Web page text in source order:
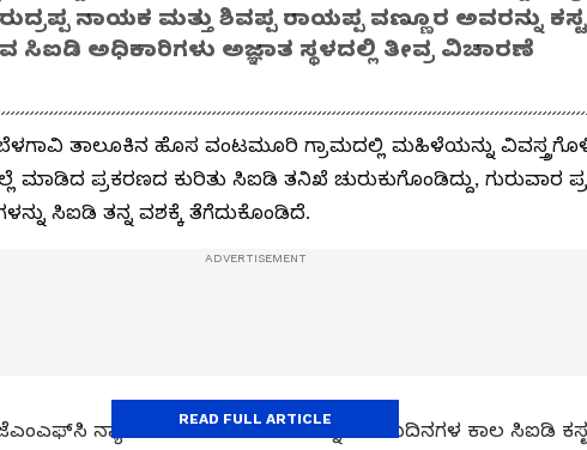
ನಾಯಕ ಮತ್ತು ಶಿವಪ್ಪ ರಾಯಪ್ಪ ವಣ್ಣೂರ ಅವರನ್ನು
ಸಿಐಡಿ ಅಧಿಕಾರಿಗಳು ಅಜ್ಞಾತ ಸ್ಥಳದಲ್ಲಿ ತೀವ್ರ ವಿಚಾರಣೆ
ತಾಲೂಕಿನ ಹೊಸ ವಂಟಮೂರಿ ಗ್ರಾಮದಲ್ಲಿ ಮಹಿಳೆಯನ್ನು
ಮಾಡಿದ ಪ್ರಕರಣದ ಕುರಿತು ಸಿಐಡಿ ತನಿಖೆ ಚುರುಕುಗೊಂಡಿದ್ದು, ಗುರುವಾರ
ಸಿಐಡಿ ತನ್ನ ವಶಕ್ಕೆ ತೆಗೆದುಕೊಂಡಿದೆ.
ಜೆಎಂಎಫ್‌ಸಿ ನ್ಯಾಯಾಲಯದ ಆರೋಪಿಗಳನ್ನು ಮೂರುದಿನಗಳ ಕಾಲ ಸಿಐಡಿ
READ FULL ARTICLE